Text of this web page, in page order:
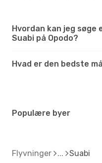
Hvordan kan jeg
Suabi på Opodo?
Hvad er den bedste
Populære byer
Flyvninger Suabi